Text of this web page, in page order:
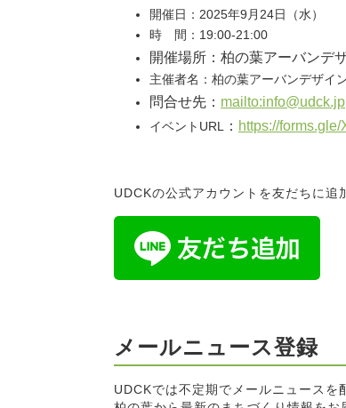
開催日：2025年9月24日（水）
時 間：19:00-21:00
開催場所：柏の葉アーバンデ
主催者名：柏の葉アーバンデザイ
問合せ先： mailto:info@udck.jp
イベントURL ： https://
UDCKの公式アカウントを友だちに追
メールニュース登録
UDCKでは不定期でメールニュースを